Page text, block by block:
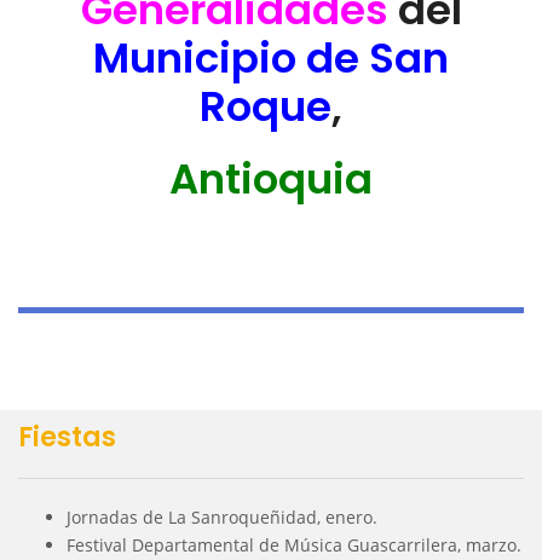
Municipio de San
Roque,
Antioquia
Fiestas
Jornadas de La Sanroqueñidad, enero.
Festival Departamental de Música Guascarrilera, marzo.